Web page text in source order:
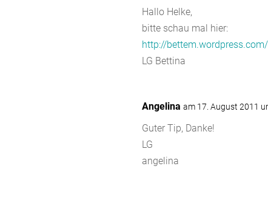
Hallo Helke,
bitte schau mal hier:
http://
LG Bettina
Angelina am 17. August 2011
Guter Tip, Danke!
LG
angelina